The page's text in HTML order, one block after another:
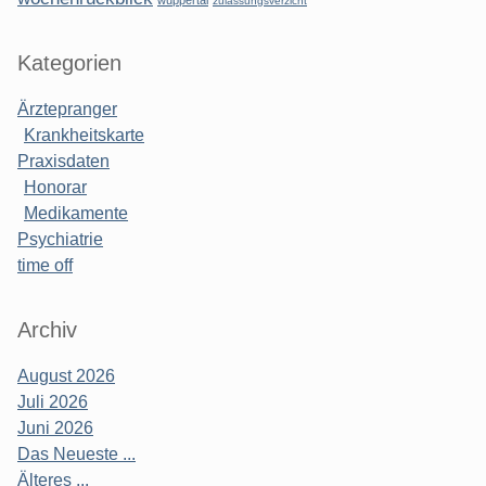
Kategorien
Ärztepranger
Krankheitskarte
Praxisdaten
Honorar
Medikamente
Psychiatrie
time off
Archiv
August 2026
Juli 2026
Juni 2026
Das Neueste ...
Älteres ...